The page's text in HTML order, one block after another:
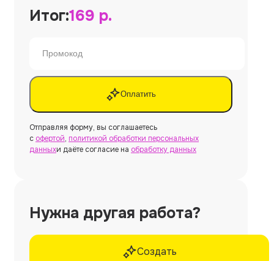
Итог:169 р.
Оплатить
Отправляя форму, вы соглашаетесь
с офертой, политикой обработки персональных
данныхи даёте согласие на обработку данных
Нужна другая работа?
Создать